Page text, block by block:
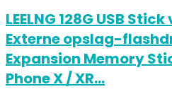
LEELNG 128G USB
Externe opslag-
Expansion Memory
Phone X / XR…